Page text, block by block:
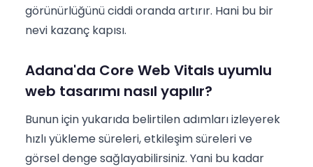
görünürlüğünü ciddi oranda artırır. Hani bu bir
nevi kazanç kapısı.
Adana'da Core Web Vitals uyumlu
web tasarımı nasıl yapılır?
Bunun için yukarıda belirtilen adımları izleyerek
hızlı yükleme süreleri, etkileşim süreleri ve
görsel denge sağlayabilirsiniz. Yani bu kadar